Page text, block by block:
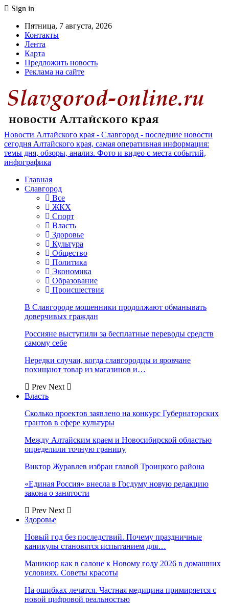
Sign in
Пятница, 7 августа, 2026
Контакты
Лента
Карта
Предложить новость
Реклама на сайте
Новости Алтайского края - Славгород - последние новости
сегодня Алтайского края, самая оперативная информация:
темы дня, обзоры, анализ. Фото и видео с места событий,
инфографика
Главная
Славгород
Все
ЖКХ
Спорт
Власть
Здоровье
Культура
Общество
Политика
Экономика
Образование
Происшествия
В Славгороде мошенники продолжают обманывать
доверчивых граждан
Россияне выступили за бесплатные переводы средств
самому себе
Нередки случаи, когда славгородцы и яровчане
похищают товар из магазинов и…
Prev Next
Власть
Сколько проектов заявлено на конкурс Губернаторских
грантов в сфере культуры
Между Алтайским краем и Новосибирской областью
определили точную границу
Виктор Журавлев избран главой Троицкого района
«Единая Россия» внесла в Госдуму новую редакцию
закона о занятости
Prev Next
Здоровье
Новый год без последствий. Почему праздничные
каникулы становятся испытанием для…
Маникюр как в салоне к Новому году 2026 в домашних
условиях. Советы красоты
На ошибках лечатся. Частная медицина примиряется с
новой цифровой реальностью